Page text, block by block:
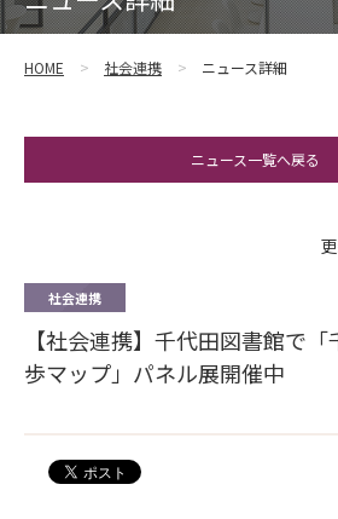
HOME 社会連携 ニュース詳細
ニュース一覧へ戻る
社会連携
【社会連携】千代田図書館で
歩マップ」パネル展開催中